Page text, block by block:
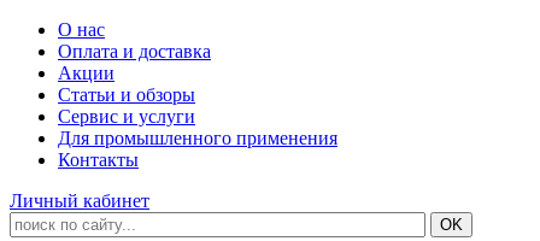
О нас
Оплата и доставка
Акции
Статьи и обзоры
Сервис и услуги
Для промышленного применения
Контакты
Личный кабинет